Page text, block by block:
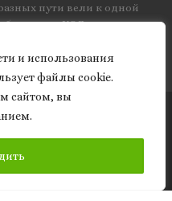
и использования
файлы cookie.
сайтом, вы
пути вели к одной
КЭД
Все права защищены